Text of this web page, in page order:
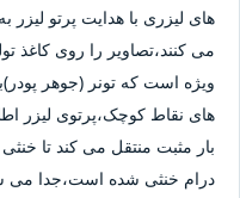
های لیزری با هدایت پرتو لیزر
می کنند،تصاویر را روی کاغذ
ویژه است که تونر (جوهر
های نقاط کوچک،پرتوی لیزر
بار مثبت منتقل می کند تا
درام خنثی شده است،جدا می